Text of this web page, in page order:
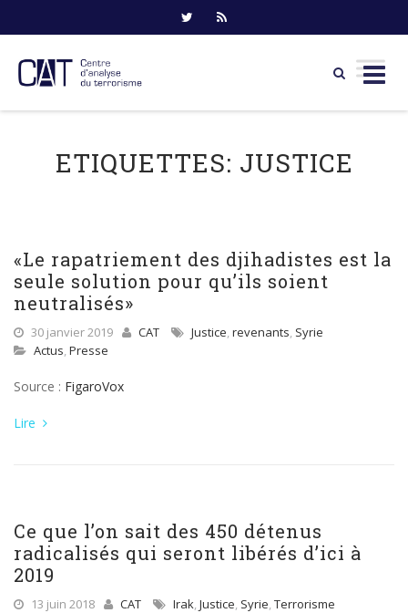
contentETIQUETTES: JUSTICE
«Le rapatriement des djihadistes est la
seule solution pour qu’ils soient
neutralisés»
30 janvier 2019 CAT Justice, revenants, Syrie
Actus, Presse
Source : FigaroVox
Lire
Ce que l’on sait des 450 détenus
radicalisés qui seront libérés d’ici à
2019
13 juin 2018 CAT Irak, Justice, Syrie, Terrorisme